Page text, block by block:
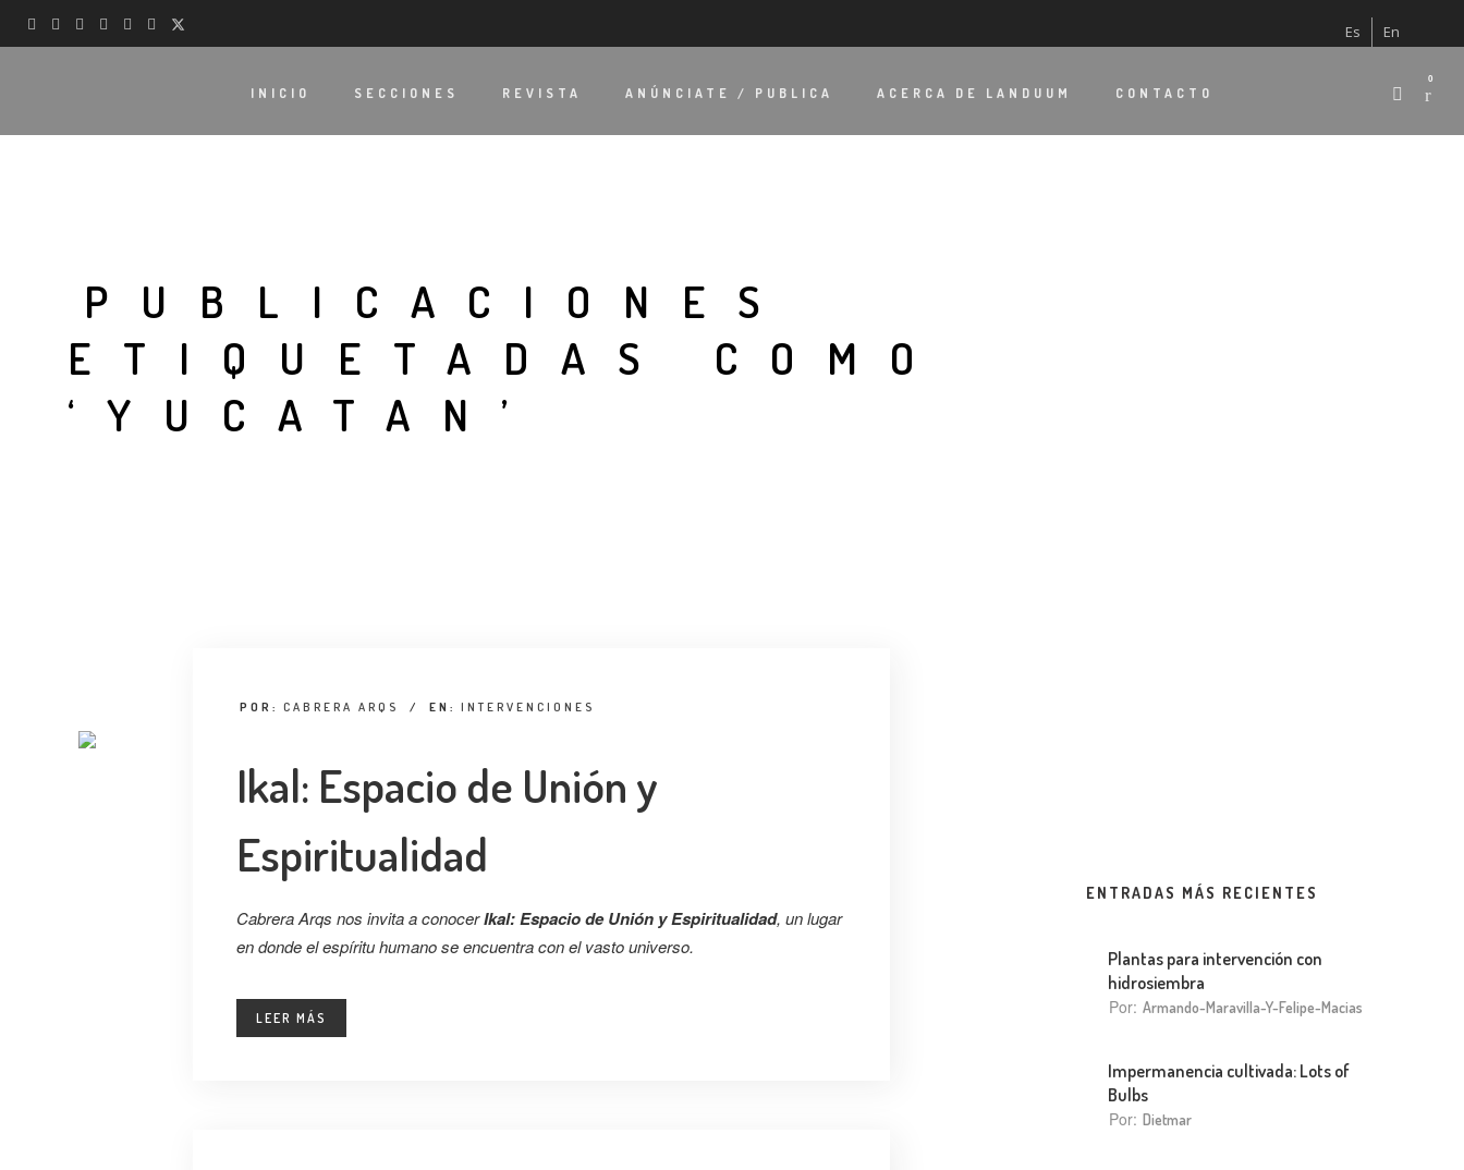
Es En
INICIO SECCIONES REVISTA ANÚNCIATE / PUBLICA ACERCA DE LANDUUM CONTACTO
0
PUBLICACIONES
ETIQUETADAS COMO
‘YUCATAN’
POR: CABRERA ARQS / EN: INTERVENCIONES
Ikal: Espacio de Unión y
Espiritualidad
Cabrera Arqs nos invita a conocerIkal: Espacio de Unión y Espiritualidad, un lugar
en donde el espíritu humano se encuentra con el vasto universo.
LEER MÁS
ENTRADAS MÁS RECIENTES
Plantas para intervención con
hidrosiembra
Por: Armando-Maravilla-Y-Felipe-Macias
Impermanencia cultivada: Lots of
Bulbs
Por: Dietmar